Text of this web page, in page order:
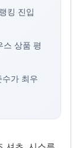
킹 진입
스 상품 평
수가 최우